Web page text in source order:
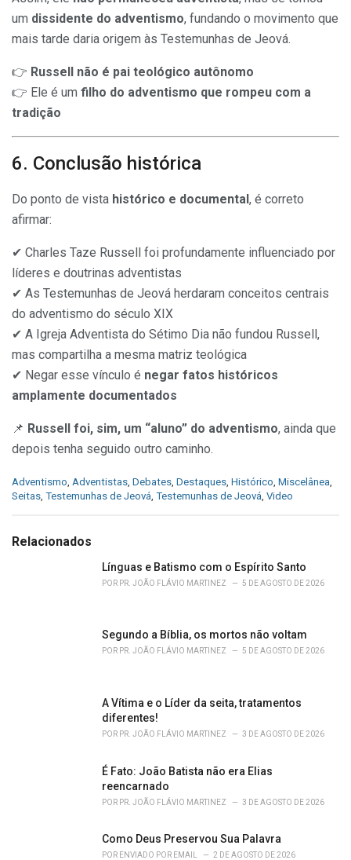
um dissidente do adventismo, fundando o movimento que
mais tarde daria origem às Testemunhas de Jeová.
👉 Russell não é pai teológico autônomo
👉 Ele é um filho do adventismo que rompeu com a
tradição
6. Conclusão histórica
Do ponto de vista histórico e documental , é correto
afirmar:
✔ Charles Taze Russell foi profundamente influenciado por
líderes e doutrinas adventistas
✔ As Testemunhas de Jeová herdaram conceitos centrais
do adventismo do século XIX
✔ A Igreja Adventista do Sétimo Dia não fundou Russell,
mas compartilha a mesma matriz teológica
✔ Negar esse vínculo é negar fatos históricos
amplamente documentados
📌 Russell foi, sim, um “aluno” do adventismo, ainda que
depois tenha seguido outro caminho.
C
a
g
Adventismo, Adventistas, Debates, Destaques, Histórico, Miscelânea,
Seitas, Testemunhas de Jeová, Testemunhas de Jeová, Video
Relacionados
Línguas e Batismo com o Espírito Santo
POR PR. JOÃO FLÁVIO MARTINEZ 5 DE AGOSTO DE 2026
Segundo a Bíblia, os mortos não voltam
POR PR. JOÃO FLÁVIO MARTINEZ 5 DE AGOSTO DE 2026
A Vítima e o Líder da seita, tratamentos
diferentes!
POR PR. JOÃO FLÁVIO MARTINEZ 3 DE AGOSTO DE 2026
É Fato: João Batista não era Elias
reencarnado
POR PR. JOÃO FLÁVIO MARTINEZ 3 DE AGOSTO DE 2026
Como Deus Preservou Sua Palavra
POR ENVIADO POR EMAIL 2 DE AGOSTO DE 2026